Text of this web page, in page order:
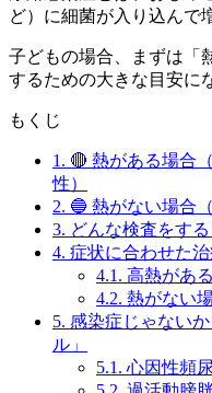
ど）に細菌が入り込んで
子どもの場合、まずは「
するための大きな目安に
もくじ
1. 🔴 熱がある場合
性）
2. 🔵 熱がない場合
3. どんな検査をす
4. 症状に合わせた
4.1. 高熱があ
4.2. 熱がない
5. 感染症じゃない
ル」
5.1. 心因性頻